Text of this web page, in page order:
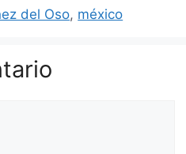
del Oso, méxico